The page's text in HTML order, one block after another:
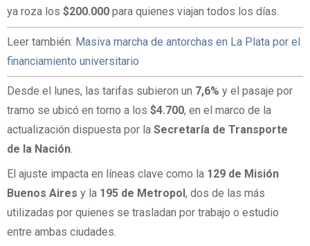
ya roza los $200.000 para quienes viajan todos los días.
Leer también: Masiva marcha de antorchas en La Plata por el
financiamiento universitario
Desde el lunes, las tarifas subieron un 7,6% y el pasaje por
tramo se ubicó en torno a los $4.700, en el marco de la
actualización dispuesta por la Secretaría de Transporte
de la Nación.
El ajuste impacta en líneas clave como la 129 de Misión
Buenos Aires y la 195 de Metropol, dos de las más
utilizadas por quienes se trasladan por trabajo o estudio
entre ambas ciudades.